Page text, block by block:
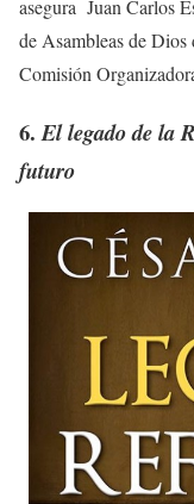
asegura Juan Carlos
de Asambleas de
Comisión
6.El legado de la
futuro